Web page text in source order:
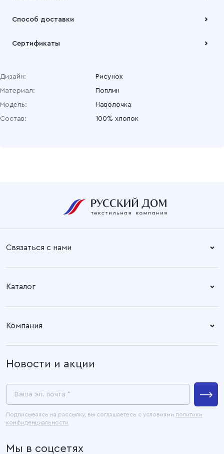
Способ доставки
наших складов или через транспортную компанию на Ваш
Подробнее
Сертификаты
Дизайн:
Рисунок
Материал:
Поплин
Модель:
Наволочка
Состав:
100% хлопок
Связаться с нами
+7 (4932) 58-14-67
Время работы:
Пн. – Пт: 8.30 – 17.00
Адрес офиса:
Каталог
Компания
Пресс-центр
Контакты
Карта сайта
Новости и акции
Ваша эл. почта *
Подписываясь на рассылку, вы соглашаетесь с условиями политики
конфиденциальности
Мы в соцсетях